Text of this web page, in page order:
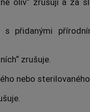
oliv“ zrušují a za
přidanými
zrušuje.
nebo